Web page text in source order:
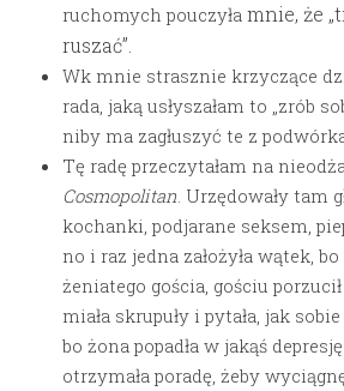
ruchomych pouczyłamnie, że
ruszać”.
Wk mnie strasznie krzyczące
rada, jaką usłyszałam to „zrób
niby ma zagłuszyć te z
Tę radę przeczytałam na
Cosmopolitan. Urzędowały tam
kochanki, podjarane seksem,
no i raz jedna założyła wątek,
żeniatego gościa, gościu
miała skrupuły i pytała, jak
bo żona popadła w jakąś
otrzymała poradę, żeby